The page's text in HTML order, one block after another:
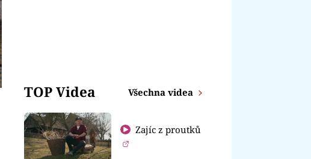
TOP Videa Všechna videa
Zajíc z proutků